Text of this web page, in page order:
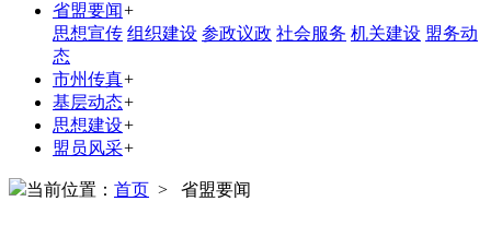
省盟要闻+
思想宣传 组织建设 参政议政 社会服务 机关建设 盟务动
态
市州传真+
基层动态+
思想建设+
盟员风采+
当前位置： 首页 > 省盟要闻